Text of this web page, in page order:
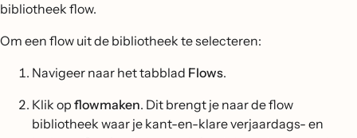
bibliotheek flow.
Om een flow uit de bibliotheek te selecteren:
Navigeer naar het tabblad Flows.
Klik op flowmaken. Dit brengt je naar de flow
bibliotheek waar je kant-en-klare verjaardags- en